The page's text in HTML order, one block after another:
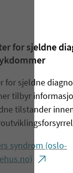
for sjeldne
for sjeldne
tilbyr
tilstander
syndrom (oslo-